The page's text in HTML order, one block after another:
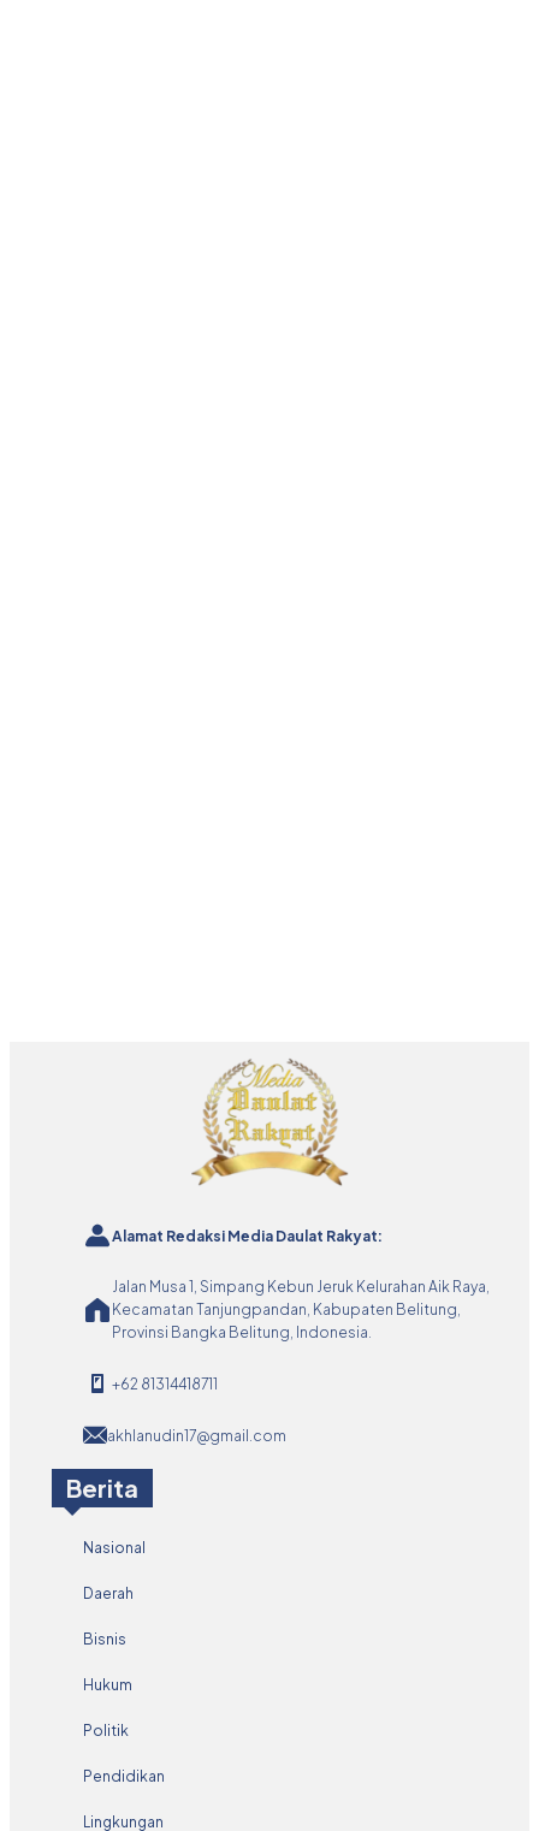
Alamat Redaksi Media Daulat Rakyat:
Jalan Musa 1, Simpang Kebun Jeruk Kelurahan Aik Raya,
Kecamatan Tanjungpandan, Kabupaten Belitung,
Provinsi Bangka Belitung, Indonesia.
+62 81314418711
akhlanudin17@gmail.com
Berita
Nasional
Daerah
Bisnis
Hukum
Politik
Pendidikan
Lingkungan